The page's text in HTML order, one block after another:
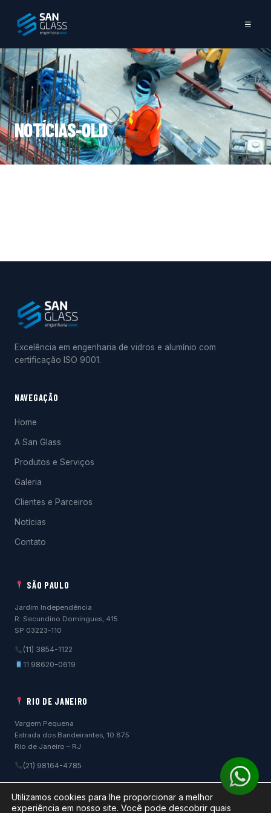
☰
NOTÍCIAS-OLD
Excelência em engenharia de vidros e alumínio com
certificação ISO 9001.
NAVEGAÇÃO
Home
A San Glass
Produtos e Serviços
Galeria
Clientes e Parceiros
Notícias
Contato
SÃO PAULO
Jardim Independência
R. Secundino Domingues, 415
SP 03223-110
(11) 3854-1122
11 98620-0619
RIO DE JANEIRO
Vargem Pequena
Estrada dos Bandeirantes, 10.875
Rio de Janeiro – RJ
(21) 98164-4785
Utilizamos cookies para lhe proporcionar a melhor
experiência em nosso site. Você pode descobrir quais